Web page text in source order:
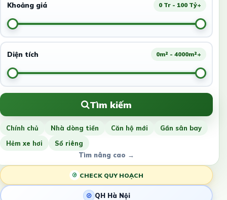
Khoảng giá 0 Tr - 100 Tỷ+
Diện tích 0m² - 4000m²+
Tìm kiếm
Chính chủ Nhà dòng tiền Căn hộ mới
Gần sân bay
Hẻm xe hơi
Sổ riêng
Tìm nâng cao →
CHECK QUY HOẠCH
QH Hà Nội